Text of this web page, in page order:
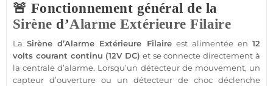
🚨 Fonctionnement général de la
Sirène d’Alarme Extérieure Filaire
LaSirène d’Alarme Extérieure Filaireest alimentée en 12
volts courant continu (12VDC) et se connecte directement à
lacentrale d’alarme. Lorsqu’un détecteur de mouvement, un
capteur d’ouverture ou un détecteur de choc déclenche